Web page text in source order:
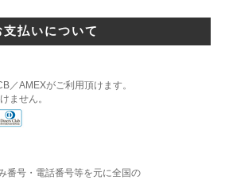
支払いについて
／AMEXがご利用頂けます。
ません。
番号・電話番号等を元に全国の